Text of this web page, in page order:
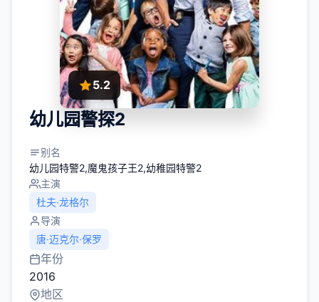
5.2
幼儿园警探2
别名
幼儿园特警2,魔鬼孩子王2,幼稚园特警2
主演
杜夫·龙格尔
导演
唐·迈克尔·保罗
年份
2016
地区